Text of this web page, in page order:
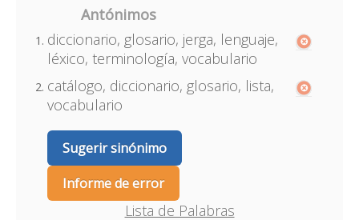
Antónimos
diccionario, glosario, jerga, lenguaje,
léxico, terminología, vocabulario
catálogo, diccionario, glosario, lista,
vocabulario
Sugerir sinónimo
Informe de error
Lista de Palabras